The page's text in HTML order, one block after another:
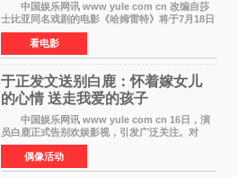
中国娱乐网讯 www yule com cn 改编自莎
士比亚同名戏剧的电影《哈姆雷特》将于7月18日
在中国内地上映。这部跨越四百年的文学经典被
搬上大银幕，为观众带来一场视觉与听觉的双重
盛宴。 《
看电影
于正发文送别白鹿：怀着嫁女儿
的心情 送走我爱的孩子
中国娱乐网讯 www yule com cn 16日，演
员白鹿正式告别欢娱影视，引发广泛关注。对
此，欢娱影视创始人于正在社交平台发文回应，
字里行间流露不舍与祝福。 于正透露，以前
每次有演员到期不
偶像活动